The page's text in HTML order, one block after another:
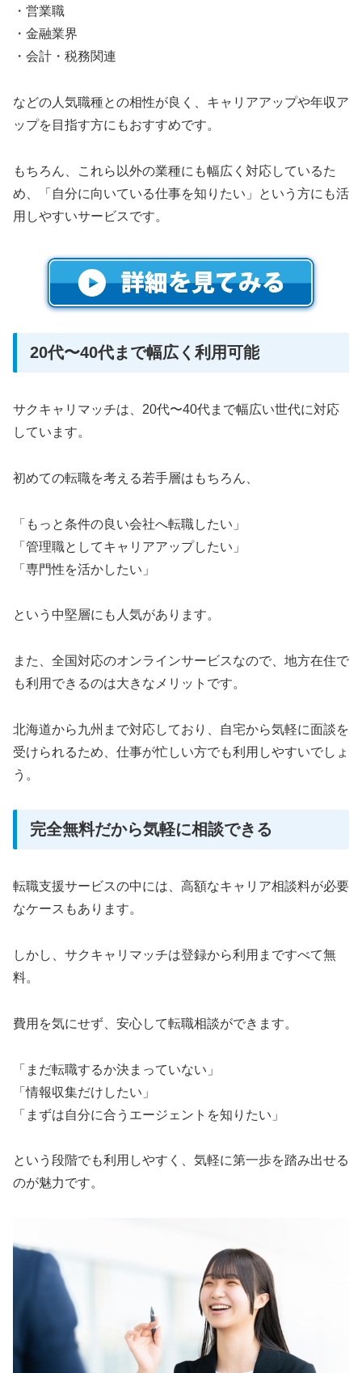
・営業職
・金融業界
・会計・税務関連
などの人気職種との相性が良く、キャリアアップや年収ア
ップを目指す方にもおすすめです。
もちろん、これら以外の業種にも幅広く対応しているた
め、「自分に向いている仕事を知りたい」という方にも活
用しやすいサービスです。
20代〜40代まで幅広く利用可能
サクキャリマッチは、20代〜40代まで幅広い世代に対応
しています。
初めての転職を考える若手層はもちろん、
「もっと条件の良い会社へ転職したい」
「管理職としてキャリアアップしたい」
「専門性を活かしたい」
という中堅層にも人気があります。
また、全国対応のオンラインサービスなので、地方在住で
も利用できるのは大きなメリットです。
北海道から九州まで対応しており、自宅から気軽に面談を
受けられるため、仕事が忙しい方でも利用しやすいでしょ
う。
完全無料だから気軽に相談できる
転職支援サービスの中には、高額なキャリア相談料が必要
なケースもあります。
しかし、サクキャリマッチは登録から利用まですべて無
料。
費用を気にせず、安心して転職相談ができます。
「まだ転職するか決まっていない」
「情報収集だけしたい」
「まずは自分に合うエージェントを知りたい」
という段階でも利用しやすく、気軽に第一歩を踏み出せる
のが魅力です。